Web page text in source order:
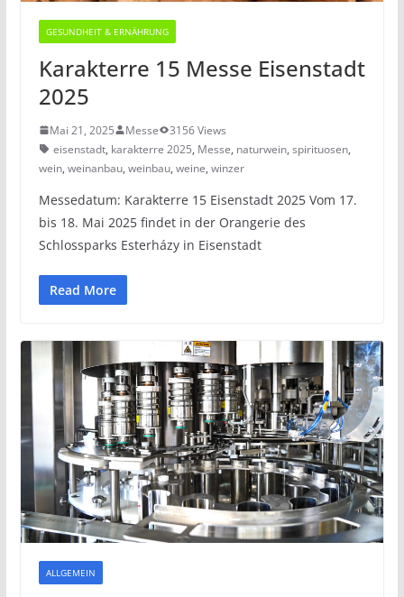
GESUNDHEIT & ERNÄHRUNG
Karakterre 15 Messe Eisenstadt
2025
Mai 21, 2025 Messe
3156 Views
eisenstadt, karakterre 2025, Messe, naturwein, spirituosen,
wein, weinanbau, weinbau, weine, winzer
Messedatum: Karakterre 15 Eisenstadt 2025 Vom 17.
bis 18. Mai 2025 findet in der Orangerie des
Schlossparks Esterházy in Eisenstadt
Read More
ALLGEMEIN